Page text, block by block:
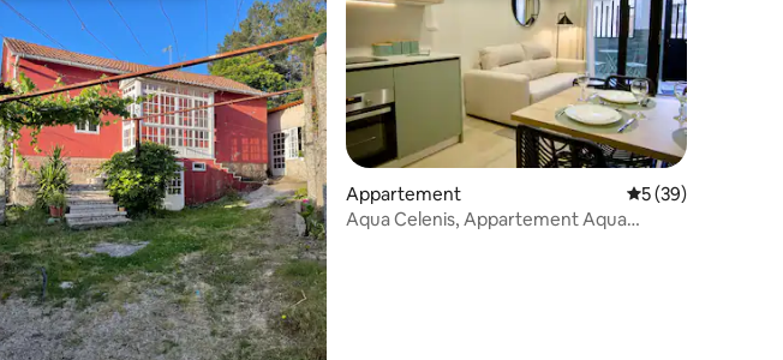
sur 5
sur la base de 100 commentaires : 4,82 sur 5Appartement Évaluation
5 (39)
Aqua Celenis, Appartement Aqua